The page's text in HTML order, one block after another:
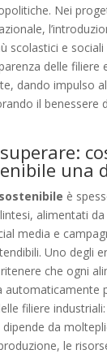
Nei
scolastici e
delle filiere
dando impulso
il benessere
una
è
alimentati da
media e
Uno degli
che ogni
automaticamente
filiere
dipende da
le